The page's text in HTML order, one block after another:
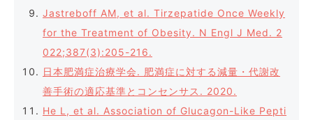
Jastreboff AM, et al. Tirzepatide Once Weekly
for the Treatment of Obesity. N Engl J Med. 2
022;387(3):205-216.
日本肥満症治療学会. 肥満症に対する減量・代謝改
善手術の適応基準とコンセンサス. 2020.
He L, et al. Association of Glucagon-Like Pepti